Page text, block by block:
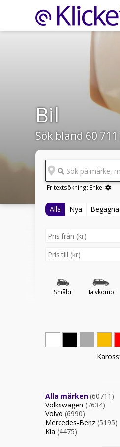
Bil
Sök bland 60
Sök på märke,
Fritextsökning: Enkel
Alla Nya
Småbil Halvkombi
Alla märken (60711)
Volkswagen (7634)
Volvo (6990)
Mercedes-Benz (5195)
Kia (4475)